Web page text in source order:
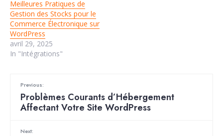
Meilleures Pratiques de
Gestion des Stocks pour le
Commerce Électronique sur
WordPress
avril 29, 2025
In "Intégrations"
Previous:
Problèmes Courants d’Hébergement
Affectant Votre Site WordPress
Next: